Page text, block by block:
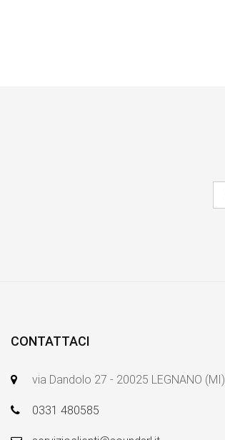
CONTATTACI
via Dandolo 27 - 20025 LEGNANO (MI)
0331 480585